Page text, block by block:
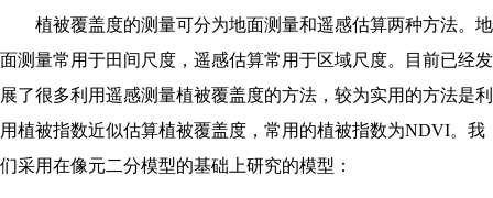
植被覆盖度的测量可分为地面测量和遥感估算两种方法。地
面测量常用于田间尺度，遥感估算常用于区域尺度。目前已经发
展了很多利用遥感测量植被覆盖度的方法，较为实用的方法是利
用植被指数近似估算植被覆盖度，常用的植被指数为NDVI。我
们采用在像元二分模型的基础上研究的模型：